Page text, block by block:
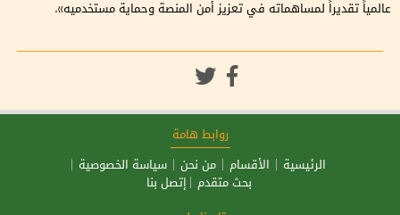
عالمياً تقديراً لمساهماته في تعزيز أمن المنصة وحماية مستخدميه».
روابط هامة
الرئيسية
الأقسام من نحن
سياسة الخصوصية
بحث متقدم
إتصل بنا